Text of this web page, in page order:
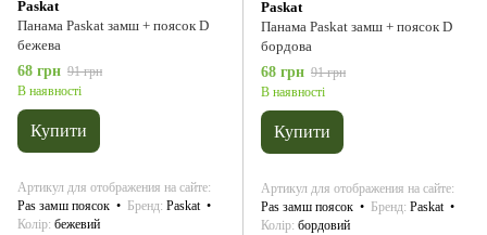
Paskat
Панама Paskat замш + поясок D
бежева
68 грн 91 грн
В наявності
Купити
Артикул для отображения на сайте
Pas замш поясок
Бренд Paskat
Колір бежевий
Paskat
Панама Paskat замш + поясок D
бордова
68 грн 91 грн
В наявності
Купити
Артикул для отображения на сайте
Pas замш поясок
Бренд Paskat
Колір бордовий